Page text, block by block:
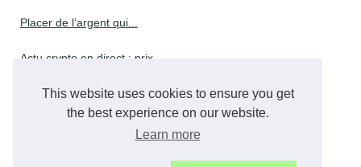
This website uses cookies to ensure you get
the best experience on our website.
Learn more
Placer de l’argent qui...
Actu crypto en direct : prix,...
Simplicité et sécurité:...
Les étapes pour investir...